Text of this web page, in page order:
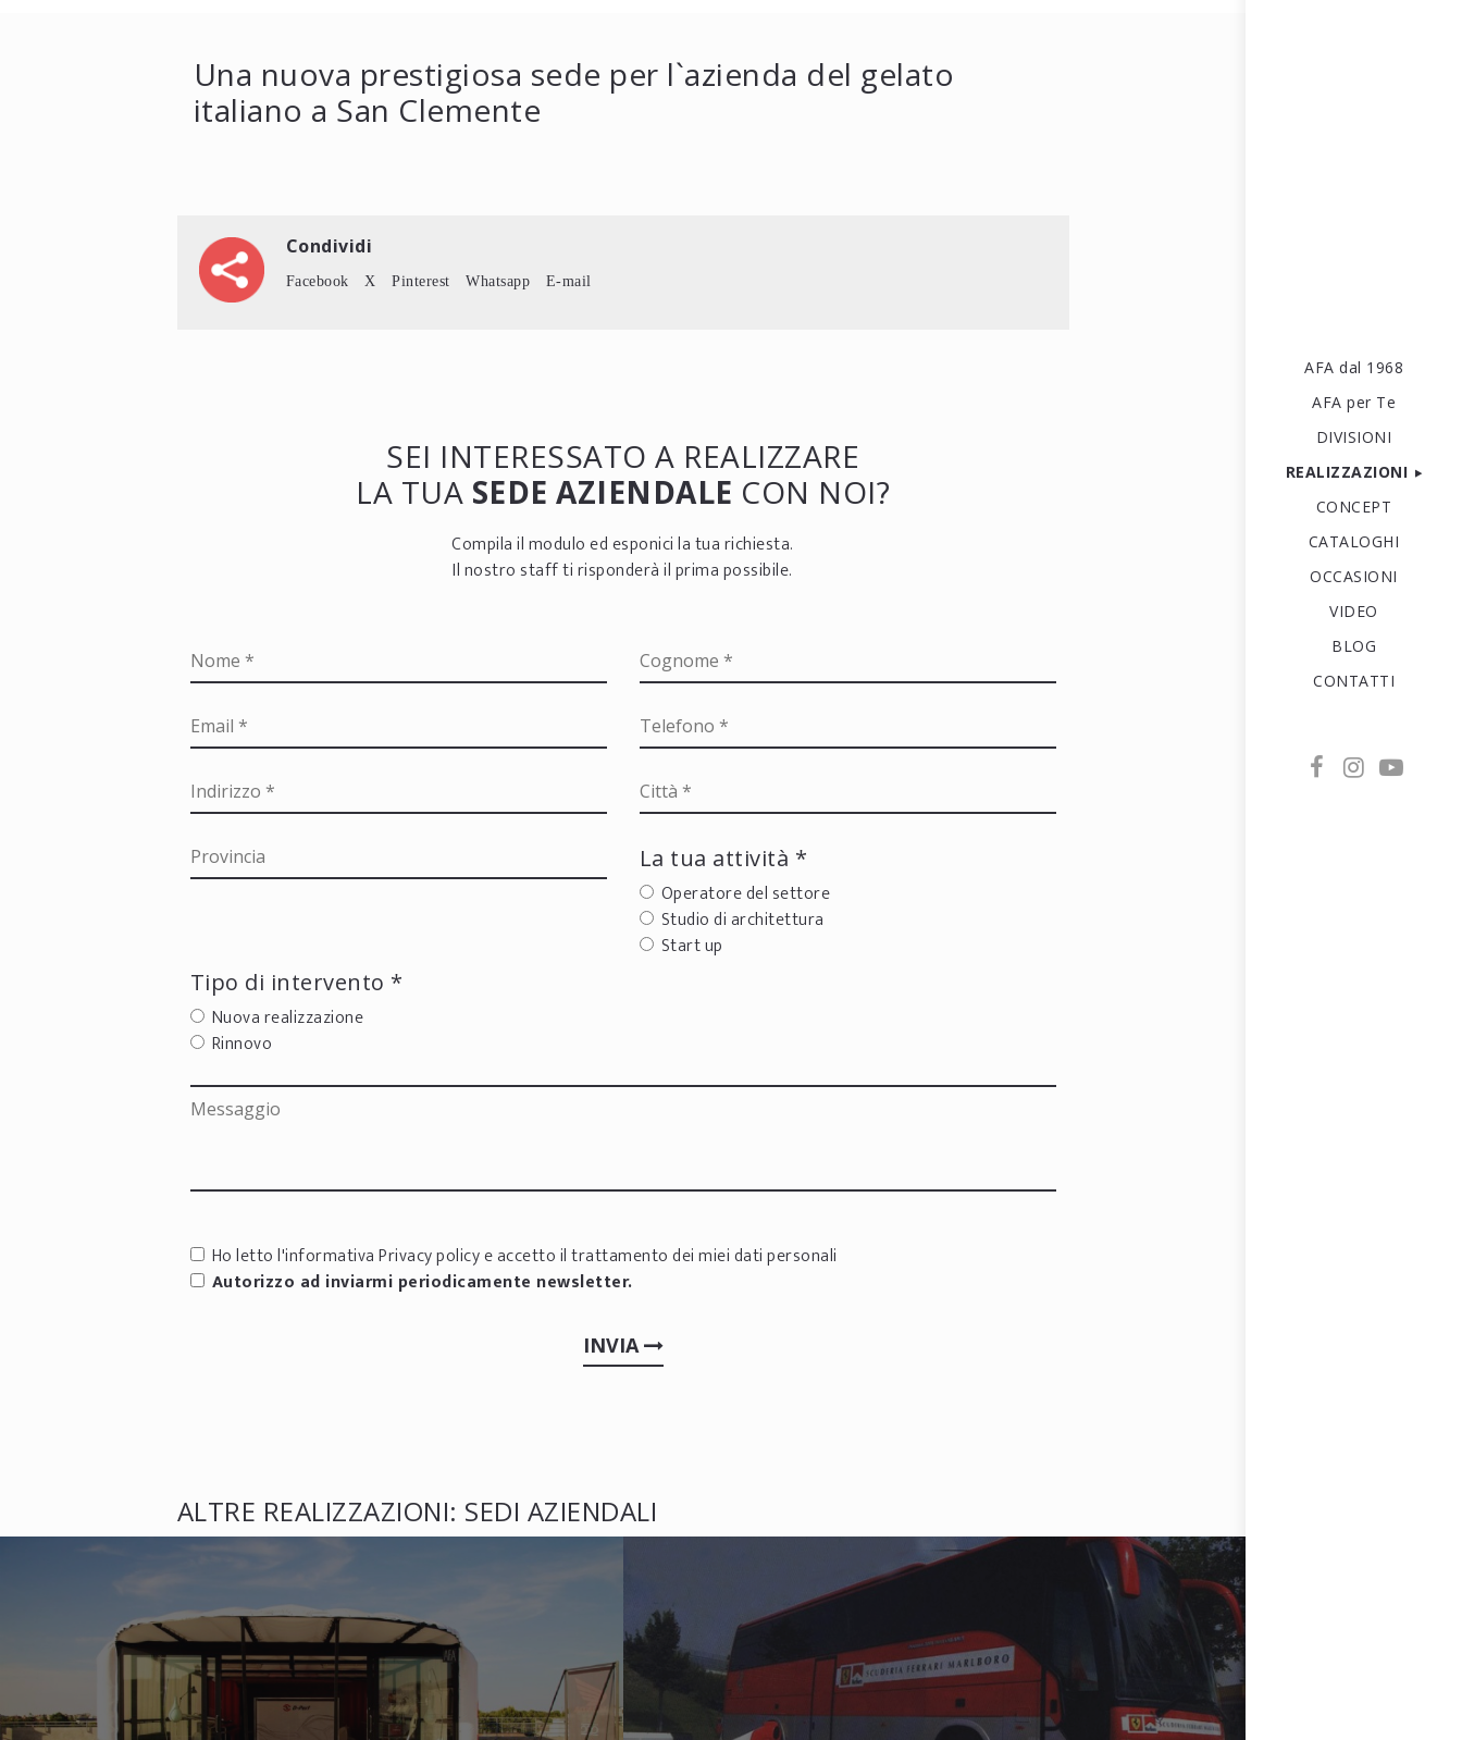
AFA dal 1968
AFA per Te
DIVISIONI
REALIZZAZIONI
CONCEPT
CATALOGHI
OCCASIONI
VIDEO
BLOG
CONTATTI
Una nuova prestigiosa sede per l`azienda del gelato
italiano a San Clemente
Condividi
Facebook X Pinterest Whatsapp E-mail
SEI INTERESSATO A REALIZZARE
LA TUA SEDE AZIENDALE CON NOI?
Compila il modulo ed esponici la tua richiesta.
Il nostro staff ti risponderà il prima possibile.
La tua attività *
Operatore del settore
Studio di architettura
Start up
Tipo di intervento *
Nuova realizzazione
Rinnovo
Ho letto l'informativaPrivacy policye accetto il trattamento dei miei dati personali
Autorizzo ad inviarmi periodicamente newsletter.
INVIA
ALTRE REALIZZAZIONI: SEDI AZIENDALI